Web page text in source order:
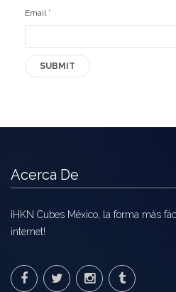
Email *
Acerca De
¡HKN Cubes México, la forma más
internet!